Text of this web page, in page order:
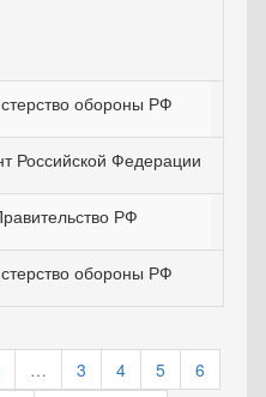
обороны РФ
Российской Федерации
РФ
обороны РФ
… 3 4 5
6